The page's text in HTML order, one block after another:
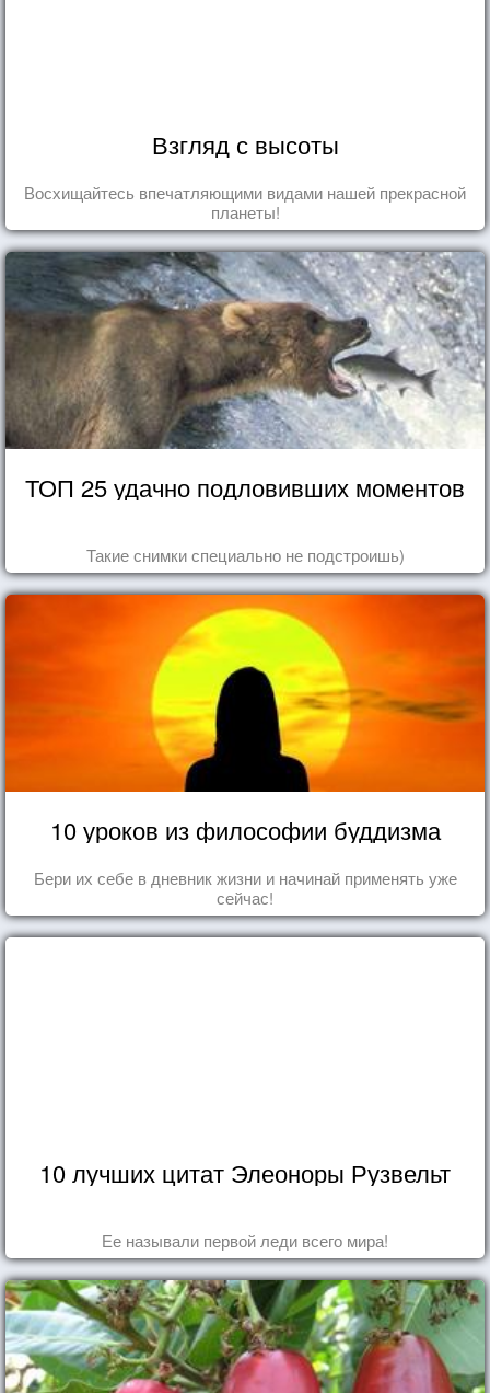
Взгляд с высоты
Восхищайтесь впечатляющими видами нашей прекрасной
планеты!
ТОП 25 удачно подловивших моментов
Такие снимки специально не подстроишь)
10 уроков из философии буддизма
Бери их себе в дневник жизни и начинай применять уже
сейчас!
10 лучших цитат Элеоноры Рузвельт
Ее называли первой леди всего мира!